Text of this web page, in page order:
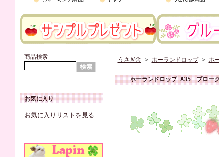
商品検索
お気に入り
お気に入りリストを見る
うさぎ舎> ホーランドロップ> ホ
ホーランドロップ A35 ブロー